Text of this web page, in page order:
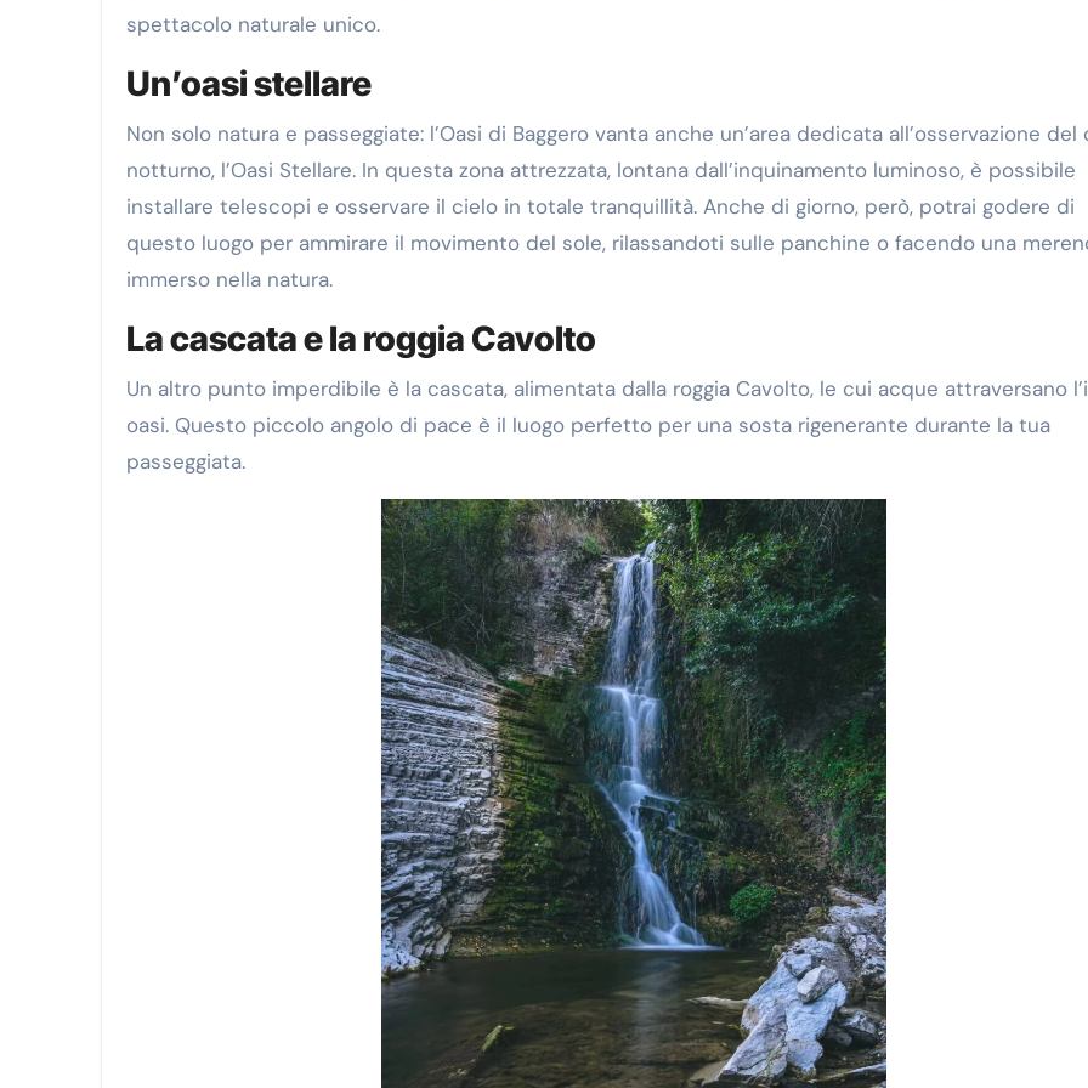
spettacolo naturale unico.
Un’oasi stellare
Non solo natura e passeggiate: l’Oasi di Baggero vanta anche un’area dedicata all’osservazione del
notturno, l’Oasi Stellare. In questa zona attrezzata, lontana dall’inquinamento luminoso, è possibile
installare telescopi e osservare il cielo in totale tranquillità. Anche di giorno, però, potrai godere di
questo luogo per ammirare il movimento del sole, rilassandoti sulle panchine o facendo una
immerso nella natura.
La cascata e la roggia Cavolto
Un altro punto imperdibile è la cascata, alimentata dalla roggia Cavolto, le cui acque attraversano
oasi. Questo piccolo angolo di pace è il luogo perfetto per una sosta rigenerante durante la tua
passeggiata.